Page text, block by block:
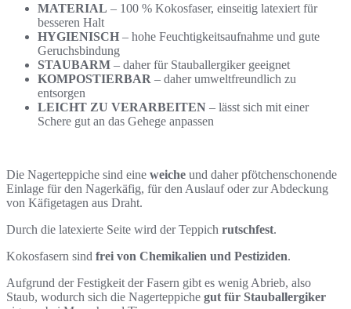
MATERIAL – 100 % Kokosfaser, einseitig latexiert für
besseren Halt
HYGIENISCH – hohe Feuchtigkeitsaufnahme und gute
Geruchsbindung
STAUBARM – daher für Stauballergiker geeignet
KOMPOSTIERBAR – daher umweltfreundlich zu
entsorgen
LEICHT ZU VERARBEITEN – lässt sich mit einer
Schere gut an das Gehege anpassen
Die Nagerteppiche sind eine weiche und daher pfötchenschonende
Einlage für den Nagerkäfig, für den Auslauf oder zur Abdeckung
von Käfigetagen aus Draht.
Durch die latexierte Seite wird der Teppich rutschfest.
Kokosfasern sind frei von Chemikalien und Pestiziden.
Aufgrund der Festigkeit der Fasern gibt es wenig Abrieb, also
Staub, wodurch sich die Nagerteppiche gut für Stauballergiker